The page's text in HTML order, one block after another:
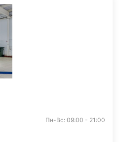
Пн-Вс: 09:00 - 21:00